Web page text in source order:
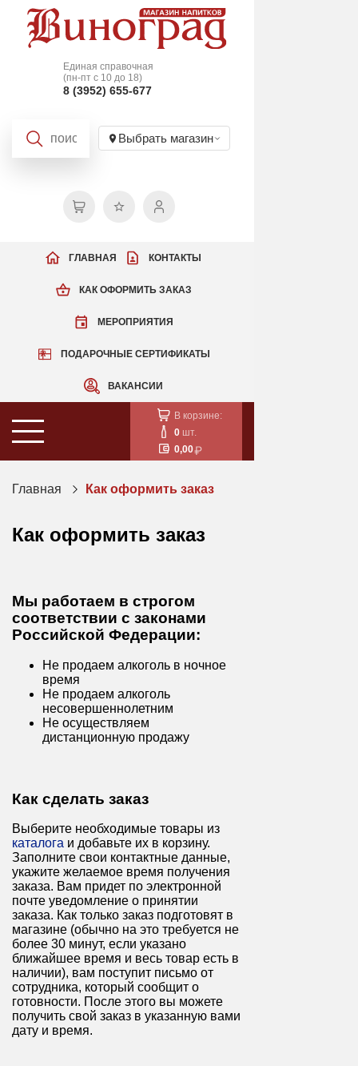
Единая справочная
(пн-пт с 10 до 18)
8 (3952) 655-677
Выбрать магазин
КАК ОФОРМИТЬ ЗАКАЗ
МЕРОПРИЯТИЯ
ПОДАРОЧНЫЕ СЕРТИФИКАТЫ
ВАКАНСИИ
ГЛАВНАЯ КОНТАКТЫ
В корзине:
0 шт.
0,00
Главная Как оформить заказ
Как оформить заказ
Мы работаем в строгом
соответствии с законами
Российской Федерации:
Не продаем алкоголь в ночное
время
Не продаем алкоголь
несовершеннолетним
Не осуществляем
дистанционную продажу
Как сделать заказ
Выберите необходимые товары из
каталога и добавьте их в корзину.
Заполните свои контактные данные,
укажите желаемое время получения
заказа. Вам придет по электронной
почте уведомление о принятии
заказа. Как только заказ подготовят в
магазине (обычно на это требуется не
более 30 минут, если указано
ближайшее время и весь товар есть в
наличии), вам поступит письмо от
сотрудника, который сообщит о
готовности. После этого вы можете
получить свой заказ в указанную вами
дату и время.